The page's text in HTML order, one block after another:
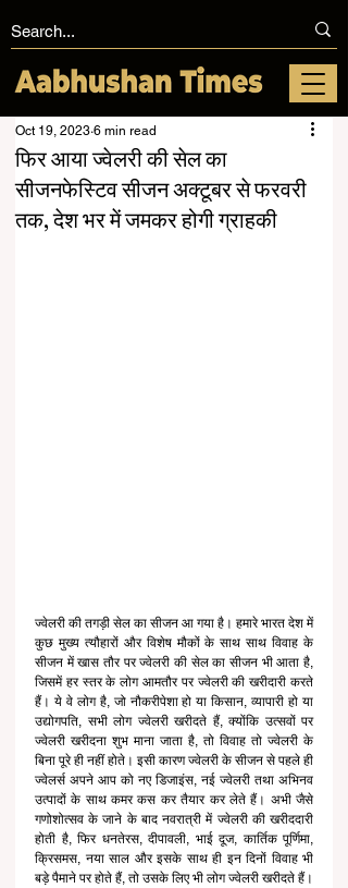
फिर आया ज्वेलरी की सेल का
सीजनफेस्टिव सीजन अक्टूबर से फरवरी
तक, देश भर में जमकर होगी ग्राहकी
Oct 19, 2023 6 min read
ज्वेलरी की तगड़ी सेल का सीजन आ गया है। हमारे भारत देश में
कुछ मुख्य त्यौहारों और विशेष मौकों के साथ साथ विवाह के
सीजन में खास तौर पर ज्वेलरी की सेल का सीजन भी आता है,
जिसमें हर स्तर के लोग आमतौर पर ज्वेलरी की खरीदारी करते
हैं। ये वे लोग है, जो नौकरीपेशा हो या किसान, व्यापारी हो या
उद्योगपति, सभी लोग ज्वेलरी खरीदते हैं, क्योंकि उत्सवों पर
ज्वेलरी खरीदना शुभ माना जाता है, तो विवाह तो ज्वेलरी के
बिना पूरे ही नहीं होते। इसी कारण ज्वेलरी के सीजन से पहले ही
ज्वेलर्स अपने आप को नए डिजाइंस, नई ज्वेलरी तथा अभिनव
उत्पादों के साथ कमर कस कर तैयार कर लेते हैं। अभी जैसे
गणोशोत्सव के जाने के बाद नवरात्री में ज्वेलरी की खरीददारी
होती है, फिर धनतेरस, दीपावली, भाई दूज, कार्तिक पूर्णिमा,
क्रिसमस, नया साल और इसके साथ ही इन दिनों विवाह भी
बड़े पैमाने पर होते हैं, तो उसके लिए भी लोग ज्वेलरी खरीदते हैं।